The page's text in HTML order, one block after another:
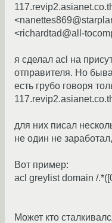
<richardtad@all-
я сделал acl на
отправителя. Но
есть грубо говоря
для них писал
не один не
Вот пример:
acl greylist domain /
Может кто